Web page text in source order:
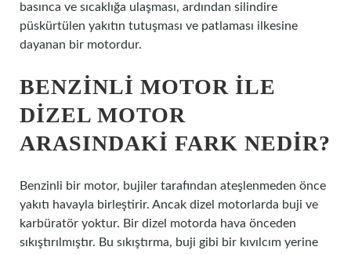
basınca ve sıcaklığa ulaşması, ardından silindire
püskürtülen yakıtın tutuşması ve patlaması ilkesine
dayanan bir motordur.
BENZINLI MOTOR ILE
DIZEL MOTOR
ARASINDAKI FARK NEDIR?
Benzinli bir motor, bujiler tarafından ateşlenmeden önce
yakıtı havayla birleştirir. Ancak dizel motorlarda buji ve
karbüratör yoktur. Bir dizel motorda hava önceden
sıkıştırılmıştır. Bu sıkıştırma, buji gibi bir kıvılcım yerine